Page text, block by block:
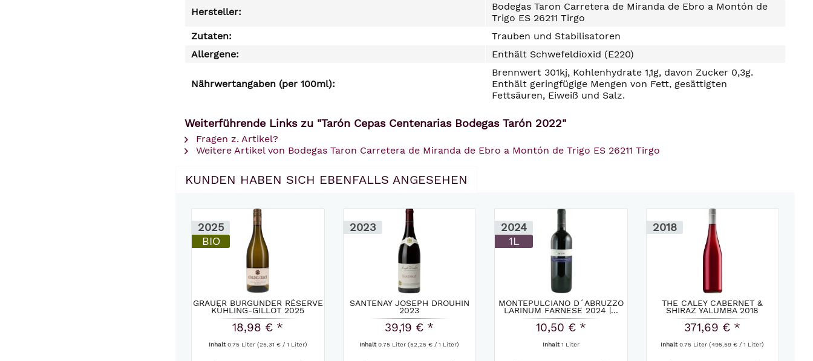
Hersteller:
Bodegas Taron Carretera de Miranda de Ebro a Montón de
Trigo ES 26211 Tirgo
Zutaten:
Trauben und Stabilisatoren
Allergene:
Enthält Schwefeldioxid (E220)
Nährwertangaben (per 100ml):
Brennwert 301kj, Kohlenhydrate 1,1g, davon Zucker 0,3g.
Enthält geringfügige Mengen von Fett, gesättigten
Fettsäuren, Eiweiß und Salz.
Weiterführende Links zu "Tarón Cepas Centenarias Bodegas Tarón 2022"
Fragen z. Artikel?
Weitere Artikel von Bodegas Taron Carretera de Miranda de Ebro a Montón de Trigo ES 26211 Tirgo
KUNDEN HABEN SICH EBENFALLS ANGESEHEN
2025
BIO
GRAUER BURGUNDER RÉSERVE
KÜHLING-GILLOT 2025
18,98 € *
Inhalt0.75 Liter (25,31 € / 1 Liter)
2023
SANTENAY JOSEPH DROUHIN
2023
39,19 € *
Inhalt0.75 Liter(52,25 € / 1 Liter)
2024
1L
MONTEPULCIANO D´ABRUZZO
LARINUM FARNESE 2024 |...
10,50 € *
Inhalt1 Liter
2018
THE CALEY CABERNET &
SHIRAZ YALUMBA 2018
371,69 € *
Inhalt0.75 Liter(495,59 € / 1 Liter)